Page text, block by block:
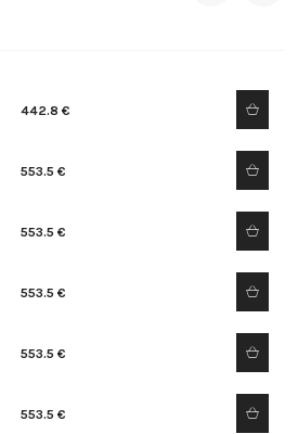
442.8 €
553.5 €
553.5 €
553.5 €
553.5 €
553.5 €